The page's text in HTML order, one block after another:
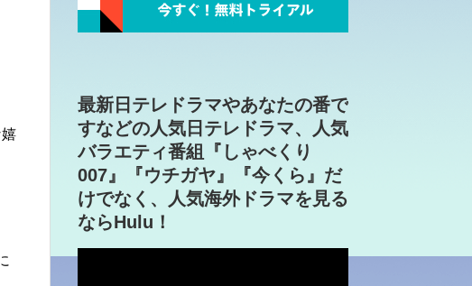
最新日テレドラマやあなたの番で
すなどの人気日テレドラマ、人気
バラエティ番組『しゃべくり
007』『ウチガヤ』『今くら』だ
けでなく、人気海外ドラマを見る
ならHulu！